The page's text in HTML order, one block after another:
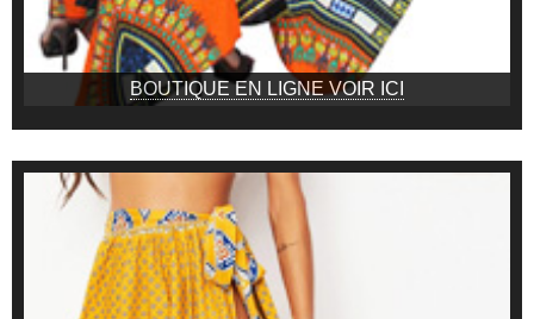
BOUTIQUE EN LIGNE VOIR ICI